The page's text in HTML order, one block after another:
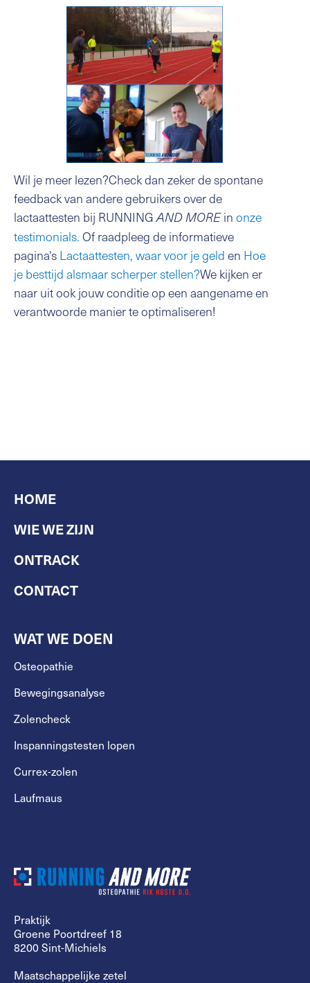
Wil je meer lezen?Check dan zeker de spontane
feedback van andere gebruikers over de
lactaattesten bij RUNNINGAND MOREinonze
testimonials.Of raadpleeg de informatieve
pagina'sLactaattesten, waar voor je gelden Hoe
je besttijd alsmaar scherper stellen?We kijken er
naar uit ook jouw conditie op een aangename en
verantwoorde manier te optimaliseren!
HOME
WIE WE ZIJN
ONTRACK
CONTACT
WAT WE DOEN
Osteopathie
Bewegingsanalyse
Zolencheck
Inspanningstesten lopen
Currex-zolen
Laufmaus
Praktijk
Groene Poortdreef 18
8200 Sint-Michiels
Maatschappelijke zetel